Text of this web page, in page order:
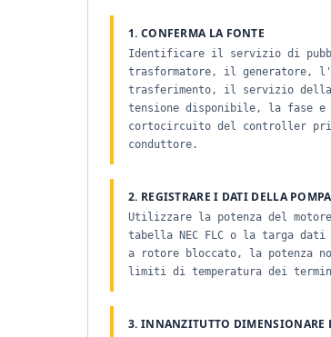
1. CONFERMA LA FONTE
Identificare il servizio di
trasformatore, il generatore,
trasferimento, il servizio della
tensione disponibile, la fase
cortocircuito del controller
conduttore.
2. REGISTRARE I DATI DELLA POMPA
Utilizzare la potenza del
tabella NEC FLC o la targa
a rotore bloccato, la potenza
limiti di temperatura dei
3. INNANZITUTTO DIMENSIONARE